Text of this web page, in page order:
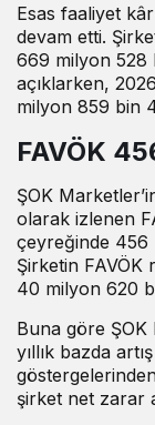
Esas faaliyet
devam etti.
669 milyon 528
açıklarken,
milyon 859 bin
FAVÖK
ŞOK
olarak izlenen
çeyreğinde 456
Şirketin FAVÖK
40 milyon 620
Buna göre ŞOK
yıllık bazda
şirket net zarar